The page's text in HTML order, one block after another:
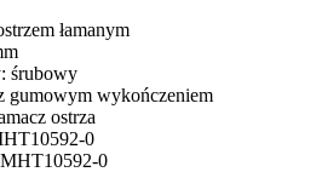
łamanym
śrubowy
gumowym wykończeniem
ostrza
0
0